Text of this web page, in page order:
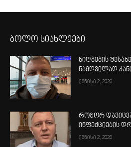
ბოლო სიახლეები
ნიღბების
ნამდვილად
ივნისი 2, 2026
როგორ
ინფექციების
ივნისი 2, 2026